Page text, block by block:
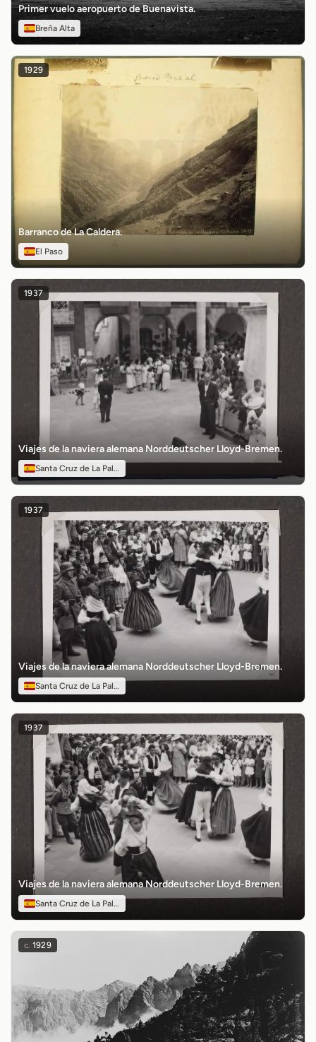
Primer vuelo aeropuerto de Buenavista.
Breña Alta
1929
Barranco de La Caldera.
El Paso
1937
Viajes de la naviera alemana Norddeutscher Lloyd-Bremen.
Santa Cruz de La Palma
1937
Viajes de la naviera alemana Norddeutscher Lloyd-Bremen.
Santa Cruz de La Palma
1937
Viajes de la naviera alemana Norddeutscher Lloyd-Bremen.
Santa Cruz de La Palma
c. 1929